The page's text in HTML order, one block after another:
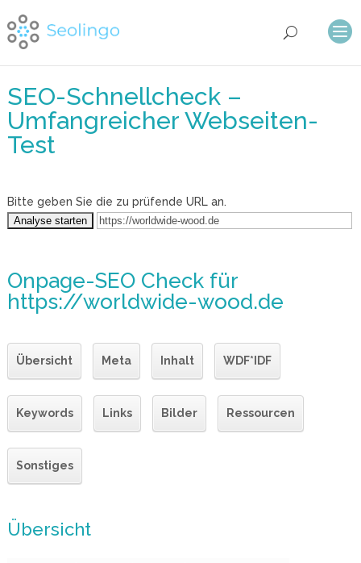
SEO-Schnellcheck –
Umfangreicher Webseiten-
Test
Bitte geben Sie die zu prüfende URL an.
Onpage-SEO Checkfür
https://worldwide-wood.de
Übersicht Meta Inhalt WDF*IDF
Keywords Links Bilder Ressourcen
Sonstiges
Übersicht